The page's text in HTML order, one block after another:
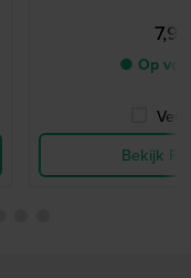
7,95
● Op
Bekijk